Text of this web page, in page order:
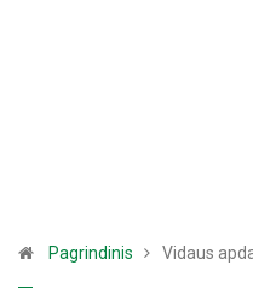
Pagrindinis Vidaus